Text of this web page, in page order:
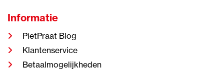
Informatie
PietPraat Blog
Klantenservice
Betaalmogelijkheden